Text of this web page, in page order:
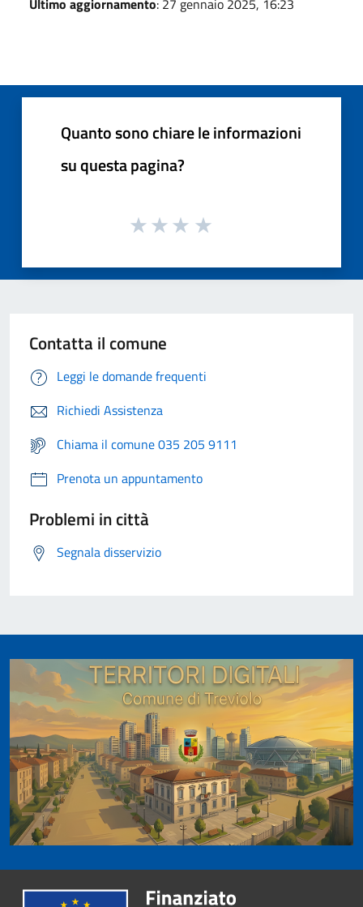
Quanto sono chiare le informazioni
su questa pagina?
Contatta il comune
Leggi le domande frequenti
Richiedi Assistenza
Chiama il comune 035 205 9111
Prenota un appuntamento
Problemi in città
Segnala disservizio